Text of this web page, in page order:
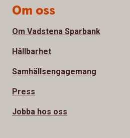
Om oss
Om Vadstena Sparbank
Hållbarhet
Samhällsengagemang
Press
Jobba hos oss